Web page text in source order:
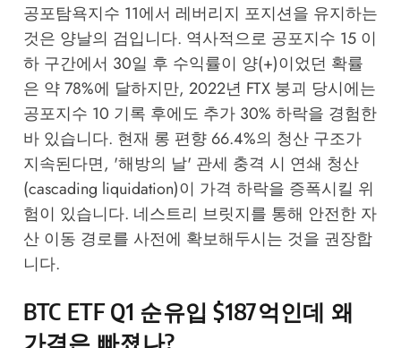
공포탐욕지수 11에서 레버리지 포지션을 유지하는
것은 양날의 검입니다. 역사적으로 공포지수 15 이
하 구간에서 30일 후 수익률이 양(+)이었던 확률
은 약 78%에 달하지만, 2022년 FTX 붕괴 당시에는
공포지수 10 기록 후에도 추가 30% 하락을 경험한
바 있습니다. 현재 롱 편향 66.4%의 청산 구조가
지속된다면, '해방의 날' 관세 충격 시 연쇄 청산
(cascading liquidation)이 가격 하락을 증폭시킬 위
험이 있습니다. 네스트리 브릿지를 통해 안전한 자
산 이동 경로를 사전에 확보해두시는 것을 권장합
니다.
BTC ETF Q1 순유입 $187억인데 왜
가격은 빠졌나?